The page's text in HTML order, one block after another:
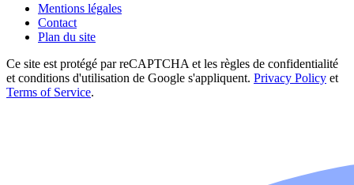
Mentions légales
Contact
Plan du site
Ce site est protégé par reCAPTCHA et les règles de confidentialité
et conditions d'utilisation de Google s'appliquent. Privacy Policy et
Terms of Service.